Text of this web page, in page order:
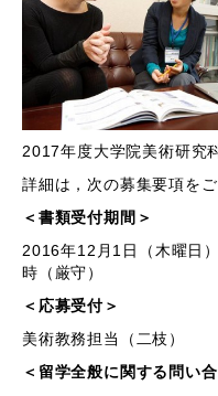
2017年度大学院美術研究
詳細は，次の募集要項をご
＜書類受付期間＞
2016年12月1日（木曜日
時（厳守）
＜応募受付＞
美術教務担当（二枝）
＜留学全般に関する問い